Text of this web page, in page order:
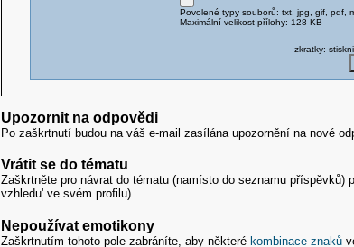
Povolené typy souborů: txt, jpg, gif, pdf,
Maximální velikost přílohy: 128 KB
zkratky:
Upozornit na odpovědi
Po zaškrtnutí budou na váš e-mail zasílána upozornění na nové
Vrátit se do tématu
Zaškrtněte pro návrat do tématu (namísto do seznamu
vzhledu' ve svém profilu).
Nepoužívat emotikony
Zaškrtnutím tohoto pole zabráníte, aby některékombinace znaků